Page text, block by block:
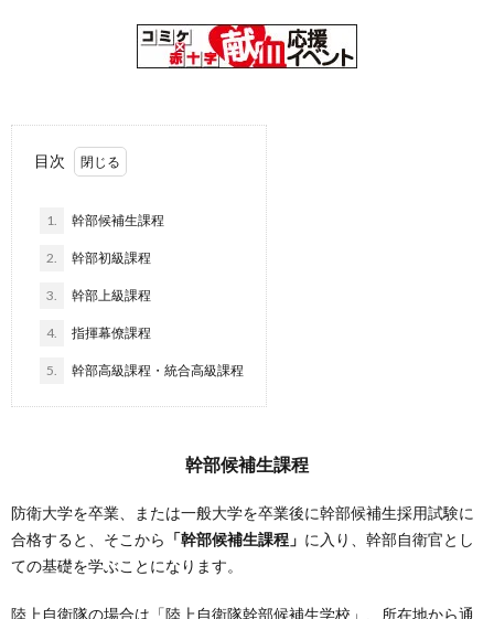
目次
1. 幹部候補生課程
2. 幹部初級課程
3. 幹部上級課程
4. 指揮幕僚課程
5. 幹部高級課程・統合高級課程
幹部候補生課程
防衛大学を卒業、または一般大学を卒業後に幹部候補生採用試験に
合格すると、そこから 「幹部候補生課程」 に入り、幹部自衛官とし
ての基礎を学ぶことになります。
陸上自衛隊の場合は「陸上自衛隊幹部候補生学校」、所在地から通